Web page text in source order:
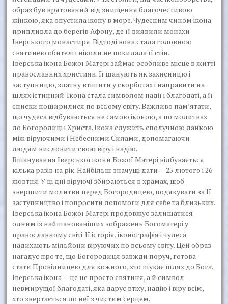
образ був врятований від знищення благочестивою
жінкою, яка опустила ікону в море. Чудесним чином ікона
припливла до берегів Афону, де її виявили монахи
Іверського монастиря. Відтоді вона стала головною
святинею обителі і ніколи не покидала її стін.
Іверська ікона Божої Матері займає особливе місце в житті
православних християн. Її шанують як захисницю і
заступницю, здатну втішити у скорботах і направити на
шлях істинний. Ікона стала символом надії і благодаті, а її
списки поширилися по всьому світу. Важливо пам’ятати,
що чудеса відбуваються не самою іконою, а по молитвах
до Богородиці і Христа. Ікона служить сполучною ланкою
між віруючими і Небесними Силами, допомагаючи
людям висловити свою віру і надію.
Вшанування Іверської ікони Божої Матері відбувається
кілька разів на рік. Найбільш значущі дати — 25 лютого і 26
жовтня. У ці дні віруючі збираються в храмах, щоб
звершити молитви перед Богородицею, подякувати за Її
заступництво і попросити допомоги для себе та близьких.
Іверська ікона Божої Матері продовжує залишатися
одним із найшанованіших зображень Богоматері у
православному світі. Її історія, іконографія і чудеса
надихають мільйони віруючих по всьому світу. Цей образ
нагадує про те, що Богородиця завжди поруч, готова
стати Провідницею для кожного, хто шукає шлях до Бога.
Іверська ікона — це не просто святиня, а й символ
невмирущої благодаті, яка дарує втіху, надію і віру всім,
хто звертається до неї з чистим серцем.